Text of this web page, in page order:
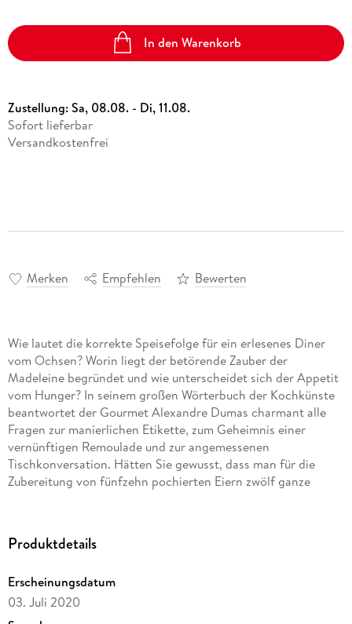
In den Warenkorb
Zustellung:Sa, 08.08. - Di, 11.08.
Sofort lieferbar
Versandkostenfrei
Merken Empfehlen Bewerten
Wie lautet die korrekte Speisefolge für ein erlesenes Diner
vom Ochsen? Worin liegt der betörende Zauber der
Madeleine begründet und wie unterscheidet sich der Appetit
vom Hunger? In seinem großen Wörterbuch der Kochkünste
beantwortet der Gourmet Alexandre Dumas charmant alle
Fragen zur manierlichen Etikette, zum Geheimnis einer
vernünftigen Remoulade und zur angemessenen
Tischkonversation. Hätten Sie gewusst, dass man für die
Zubereitung von fünfzehn pochierten Eiern zwölf ganze
tragen, vermag diese unerschöpfliche Fundgrube zu
beantworten: Die gesunden Düfte des frischen Fleisches
die Franzosen und Französinnen sich so guter Gesundheit
erfreuen, weil sie große Mengen gesunden Weißbrots
verzehren. Einmal aufgeschlagen, möchte man endlos durch
Produktdetails
Erscheinungsdatum
03. Juli 2020